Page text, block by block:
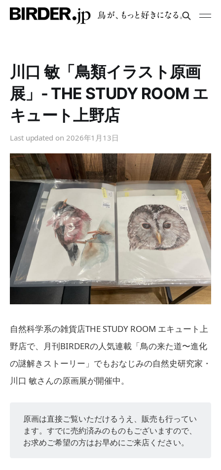
川口 敏「鳥類イラスト原画
展」- THE STUDY ROOM エ
キュート上野店
Last updated on 2026年1月13日
自然科学系の雑貨店THE STUDY ROOM エキュート上
野店で、月刊BIRDERの人気連載「鳥の来た道〜進化
の謎解きストーリー」でもおなじみの自然史研究家・
川口 敏さんの原画展が開催中。
原画は直接ご覧いただけるうえ、販売も行ってい
ます。すでに売約済みのものもございますので、
お求めご希望の方はお早めにご来店ください。